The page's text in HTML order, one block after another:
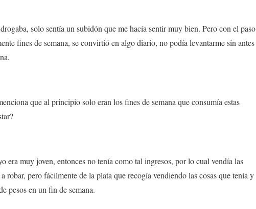
solo sentía un subidón que me hacía sentir muy bien. Pero con el paso
fines de semana, se convirtió en algo diario, no podía levantarme sin antes
que al principio solo eran los fines de semana que consumía estas
era muy joven, entonces no tenía como tal ingresos, por lo cual vendía las
robar, pero fácilmente de la plata que recogía vendiendo las cosas que tenía y
pesos en un fin de semana.